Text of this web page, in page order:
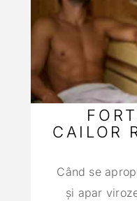
CAILOR
Când se
şi apar